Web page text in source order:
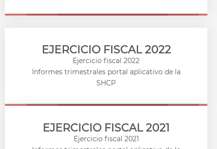
EJERCICIO FISCAL 2022
Ejercicio fiscal 2022
Informes trimestrales portal aplicativo de la
SHCP
EJERCICIO FISCAL 2021
Ejercicio fiscal 2021